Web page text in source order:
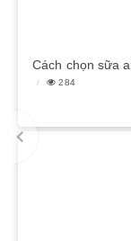
Cách chọn sữa
284